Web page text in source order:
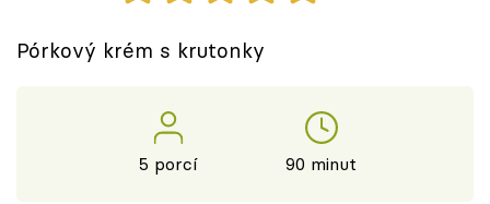
Pórkový krém s krutonky
5 porcí 90 minut